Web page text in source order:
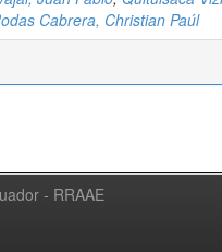
Cabrera, Christian Paúl
- RRAAE